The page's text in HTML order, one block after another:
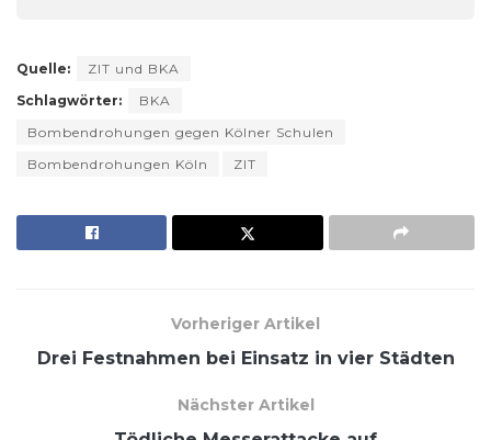
Quelle:
ZIT und BKA
Schlagwörter:
BKA
Bombendrohungen gegen Kölner Schulen
Bombendrohungen Köln
ZIT
Vorheriger Artikel
Drei Festnahmen bei Einsatz in vier Städten
Nächster Artikel